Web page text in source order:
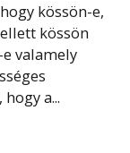
kössön-e,
kössön
valamely
a...